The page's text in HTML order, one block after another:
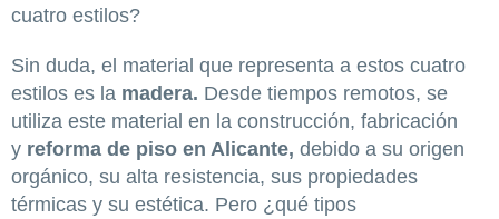
cuatro estilos?
Sin duda, el material que representa a estos cuatro
estilos es la madera. Desde tiempos remotos, se
utiliza este material en la construcción, fabricación
y reforma de piso en Alicante, debido a su origen
orgánico, su alta resistencia, sus propiedades
térmicas y su estética. Pero ¿qué tipos